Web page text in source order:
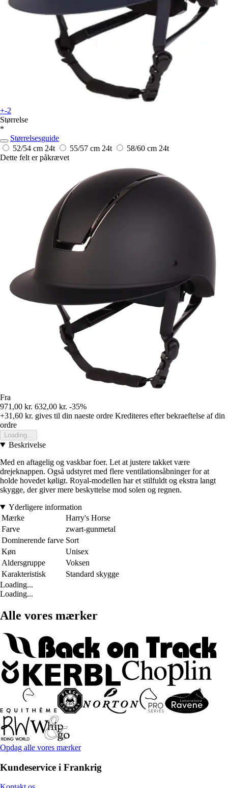
+-2
Størrelse
*
Størrelsesguide
52/54 cm 24t 55/57 cm 24t 58/60 cm 24t
Dette felt er påkrævet
Fra
971,00 kr. 632,00 kr. -35%
+31,60 kr. gives til din naeste ordre Krediteres efter bekraeftelse af din
ordre
Loading...
Beskrivelse
Med en aftagelig og vaskbar foer. Let at justere takket være
drejeknappen. Også udstyret med flere ventilationsåbninger for at
holde hovedet køligt. Royal-modellen har et stilfuldt og ekstra langt
skygge, der giver mere beskyttelse mod solen og regnen.
Yderligere information
Mærke
Harry's Horse
Farve
zwart-gunmetal
Dominerende farve Sort
Køn
Unisex
Aldersgruppe
Voksen
Karakteristisk
Standard skygge
Loading...
Loading...
Alle vores mærker
Opdag alle vores mærker
Kundeservice i Frankrig